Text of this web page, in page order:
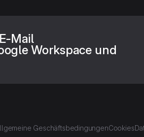
Mail
Workspace und
GeschäftsbedingungenCookies